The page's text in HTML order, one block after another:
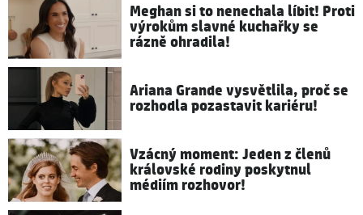
Meghan si to nenechala líbit! Proti
výrokům slavné kuchařky se
rázně ohradila!
Ariana Grande vysvětlila, proč se
rozhodla pozastavit kariéru!
Vzácný moment: Jeden z členů
královské rodiny poskytnul
médiím rozhovor!